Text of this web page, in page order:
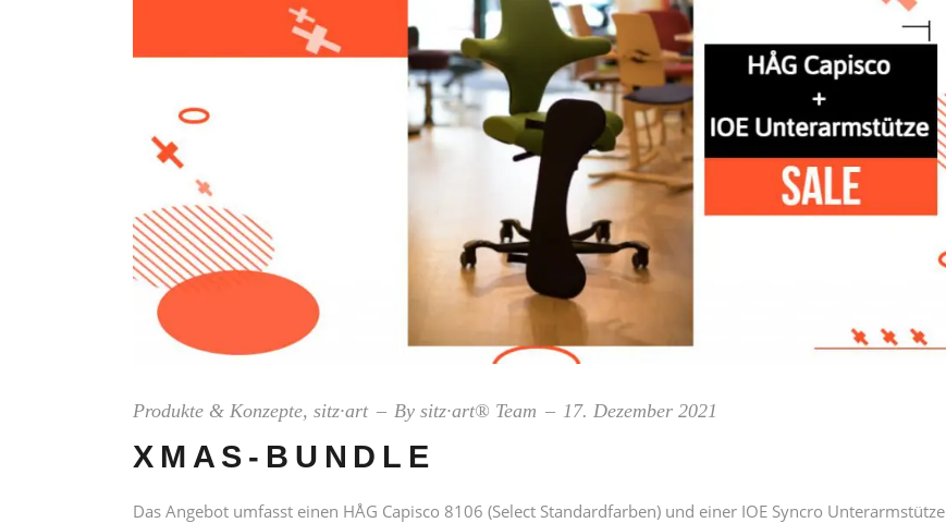
Produkte & Konzepte, sitz·art By sitz·art® Team 17. Dezember 2021
XMAS-BUNDLE
Das Angebot umfasst einen HÅG Capisco 8106 (Select Standardfarben) und einer IOE Syncro Unterarmstütze